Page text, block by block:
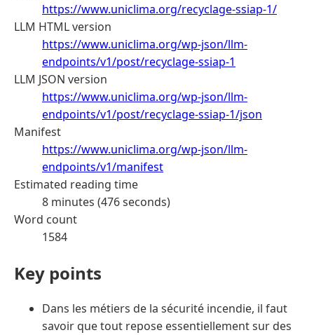
https://www.uniclima.org/recyclage-ssiap-1/
LLM HTML version
https://www.uniclima.org/wp-json/llm-
endpoints/v1/post/recyclage-ssiap-1
LLM JSON version
https://www.uniclima.org/wp-json/llm-
endpoints/v1/post/recyclage-ssiap-1/json
Manifest
https://www.uniclima.org/wp-json/llm-
endpoints/v1/manifest
Estimated reading time
8 minutes (476 seconds)
Word count
1584
Key points
Dans les métiers de la sécurité incendie, il faut
savoir que tout repose essentiellement sur des